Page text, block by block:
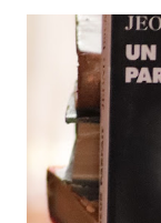
en anglais,
la cinquantaine
six enfants, ayant
tout. Un jour elle
l'on...